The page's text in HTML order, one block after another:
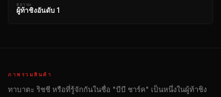
สถานะ
ผู้ท้าชิงอันดับ 1
ภาพรวมสินค้า
ทาบาตะ ริชชี หรือที่รู้จักกันในชื่อ "บีบี ชาร์ค" เป็นหนึ่งในผู้ท้าชิง